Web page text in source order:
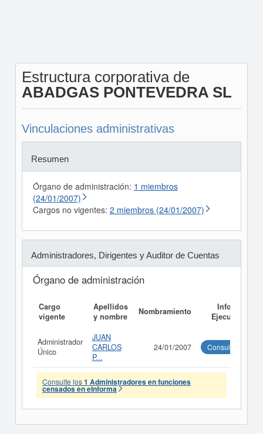
Estructura corporativa de
ABADGAS PONTEVEDRA SL
Vinculaciones administrativas
Resumen
Órgano de administración: 1 miembros
(24/01/2007)
Cargos no vigentes: 2 miembros (24/01/2007)
Administradores, Dirigentes y Auditor de Cuentas
Órgano de administración
Cargo
vigente
Apellidos
y nombre
Nombramiento
Informe
Ejecutivo
Administrador
Único
JUAN
CARLOS
P...
24/01/2007 Consultar
Consulte los1 Administradores en funciones
censados en eInforma